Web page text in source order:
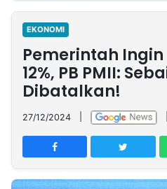
Nasional
International
Olahraga
Entertainment
Daerah
Pariwisata
Kuliner
Kolom
Network
PT
TREETAN
INDONESIA
EKONOMI
Pemerintah Ingin
12%, PB PMII:
Dibatalkan!
27/12/2024